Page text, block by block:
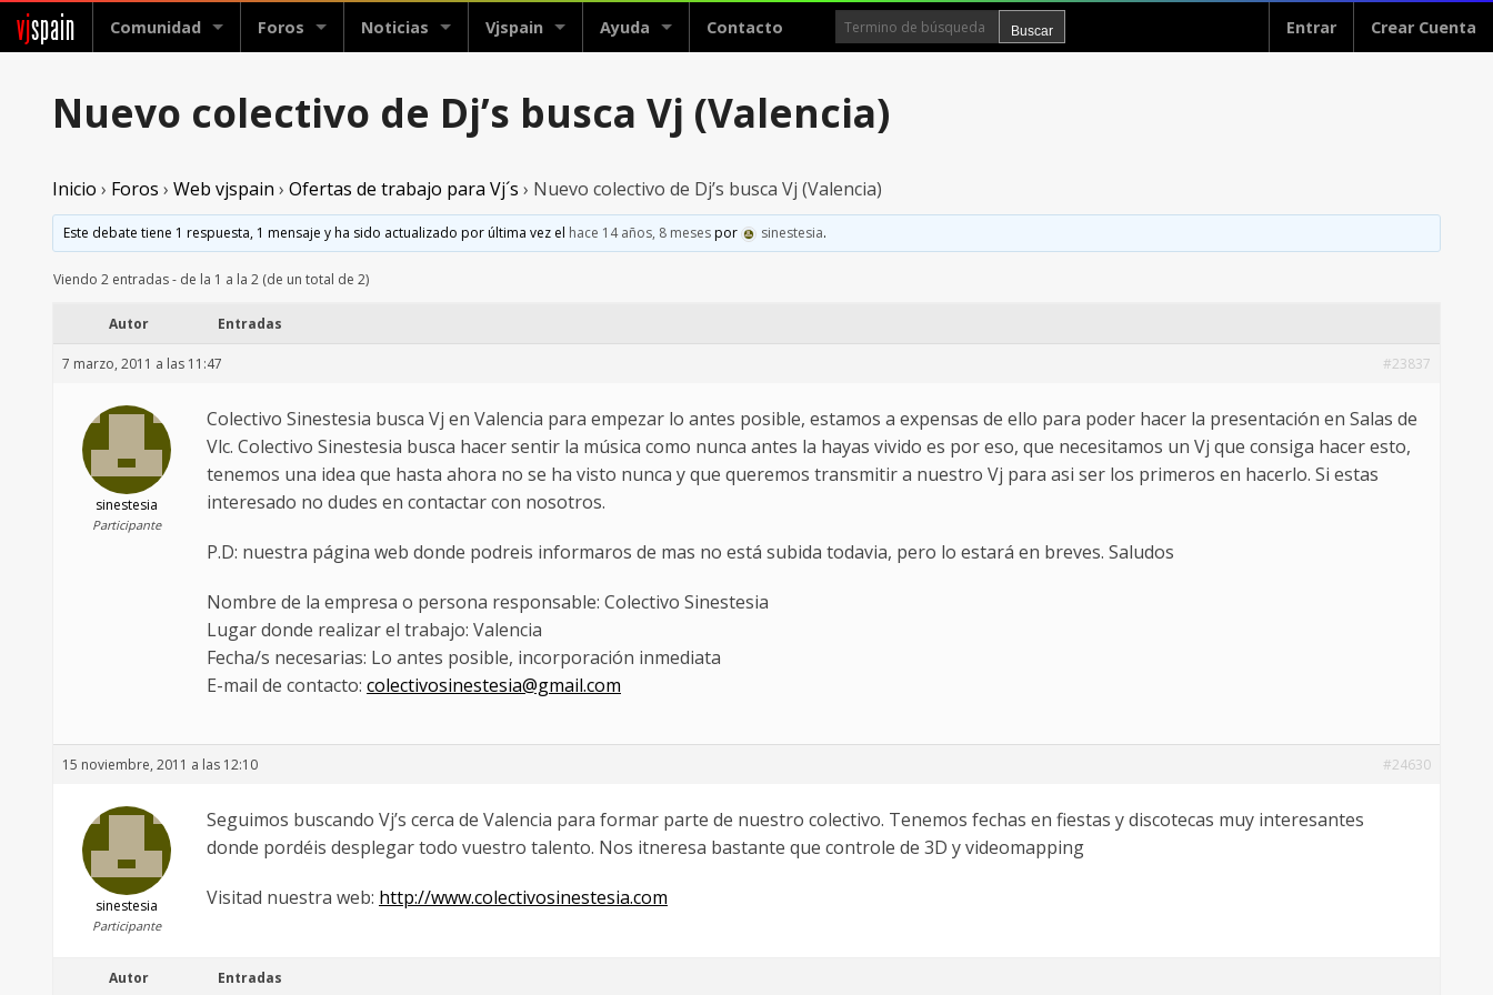
vjspain Comunidad Foros Noticias Vjspain Ayuda Contacto Entrar Crear Cuenta
Nuevo colectivo de Dj’s busca Vj (Valencia)
Inicio › Foros › Web vjspain › Ofertas de trabajo para Vj´s › Nuevo colectivo de Dj’s busca Vj (Valencia)
Este debate tiene 1 respuesta, 1 mensaje y ha sido actualizado por última vez el hace 14 años, 8 mesespor sinestesia.
Viendo 2 entradas - de la 1 a la 2 (de un total de 2)
Autor Entradas
7 marzo, 2011 a las 11:47 #23837
sinestesia
Participante
Colectivo Sinestesia busca Vj en Valencia para empezar lo antes posible, estamos a expensas de ello para poder hacer la presentación en Salas de
Vlc. Colectivo Sinestesia busca hacer sentir la música como nunca antes la hayas vivido es por eso, que necesitamos un Vj que consiga hacer esto,
tenemos una idea que hasta ahora no se ha visto nunca y que queremos transmitir a nuestro Vj para asi ser los primeros en hacerlo. Si estas
interesado no dudes en contactar con nosotros.
P.D: nuestra página web donde podreis informaros de mas no está subida todavia, pero lo estará en breves. Saludos
Nombre de la empresa o persona responsable: Colectivo Sinestesia
Lugar donde realizar el trabajo: Valencia
Fecha/s necesarias: Lo antes posible, incorporación inmediata
E-mail de contacto: colectivosinestesia@gmail.com
15 noviembre, 2011 a las 12:10 #24630
sinestesia
Participante
Seguimos buscando Vj’s cerca de Valencia para formar parte de nuestro colectivo. Tenemos fechas en fiestas y discotecas muy interesantes
donde pordéis desplegar todo vuestro talento. Nos itneresa bastante que controle de 3D y videomapping
Visitad nuestra web: http://www.colectivosinestesia.com
Autor Entradas